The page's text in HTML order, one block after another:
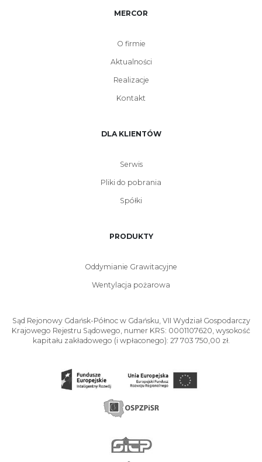
MERCOR
O firmie
Aktualności
Realizacje
Kontakt
DLA KLIENTÓW
Serwis
Pliki do pobrania
Spółki
PRODUKTY
Oddymianie Grawitacyjne
Wentylacja pożarowa
Sąd Rejonowy Gdańsk-Północ w Gdańsku, VII Wydział Gospodarczy
Krajowego Rejestru Sądowego, numer KRS: 0001107620, wysokość
kapitału zakładowego (i wpłaconego): 27 703 750,00 zł.